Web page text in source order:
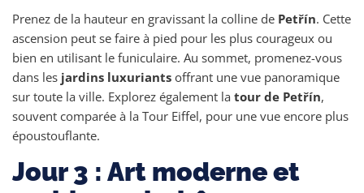
Prenez de la hauteur en gravissant la colline de Petřín. Cette
ascension peut se faire à pied pour les plus courageux ou
bien en utilisant le funiculaire. Au sommet, promenez-vous
dans les jardins luxuriants offrant une vue panoramique
sur toute la ville. Explorez également la tour de Petřín,
souvent comparée à la Tour Eiffel, pour une vue encore plus
époustouflante.
Jour 3 : Art moderne et